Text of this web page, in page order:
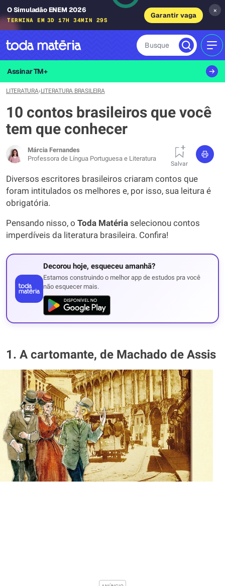
O Simuladão ENEM 2026
TERMINA EM 3D 17H 34MIN 28S
Garantir vaga
×
Busque
Assinar TM+
LITERATURA›LITERATURA BRASILEIRA
10 contos brasileiros que você
tem que conhecer
Márcia Fernandes
Professora de Língua Portuguesa e Literatura
Salvar
Diversos escritores brasileiros criaram contos que
foram intitulados os melhores e, por isso, sua leitura é
obrigatória.
Pensando nisso, o Toda Matéria selecionou contos
imperdíveis da literatura brasileira. Confira!
Decorou hoje, esqueceu amanhã?
Estamos construindo o melhor app de estudos pra você
não esquecer mais.
1. A cartomante, de Machado de Assis